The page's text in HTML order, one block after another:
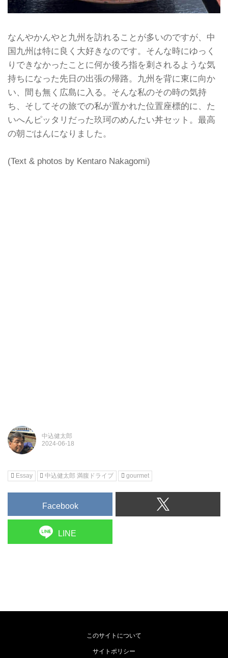
なんやかんやと九州を訪れることが多いのですが、中
国九州は特に良く大好きなのです。そんな時にゆっく
りできなかったことに何か後ろ指を刺されるような気
持ちになった先日の出張の帰路。九州を背に東に向か
い、間も無く広島に入る。そんな私のその時の気持
ち、そしてその旅での私が置かれた位置座標的に、た
いへんピッタリだった玖珂のめんたい丼セット。最高
の朝ごはんになりました。
(Text & photos by Kentaro Nakagomi)
中込健太郎
Essay 中込健太郎 満腹ドライブ gourmet
Facebook
LINE
このサイトについて
サイトポリシー